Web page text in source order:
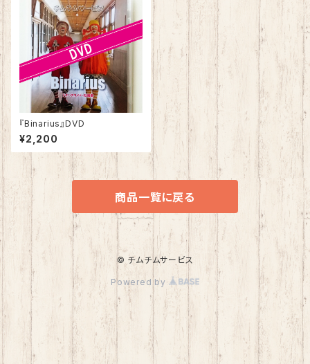
『Binarius』DVD
¥2,200
商品一覧に戻る
© チムチムサービス
Powered by